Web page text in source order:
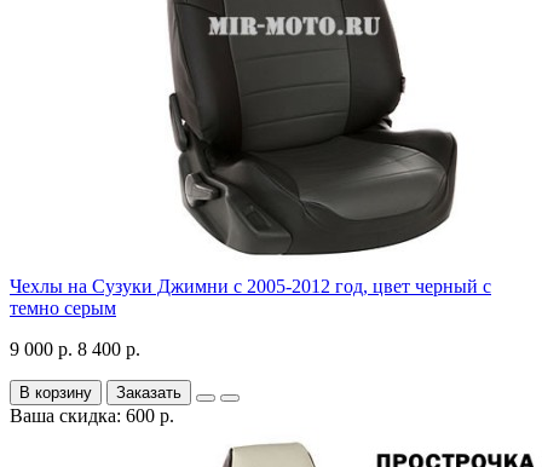
Чехлы на Сузуки Джимни с 2005-2012 год, цвет черный с
темно серым
9 000 р. 8 400 р.
В корзину Заказать
Ваша скидка: 600 р.